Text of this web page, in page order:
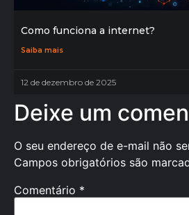
Como funciona a internet?
Saiba mais
12 de dezembro de 2025
Deixe um
O seu endereço de e-mail não
Campos obrigatórios são
Comentário *